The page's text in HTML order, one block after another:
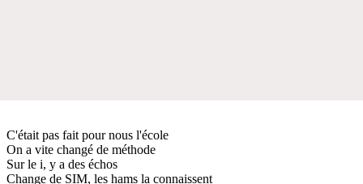
C'était pas fait pour nous l'école
On a vite changé de méthode
Sur le i, y a des échos
Change de SIM, les hams la connaissent